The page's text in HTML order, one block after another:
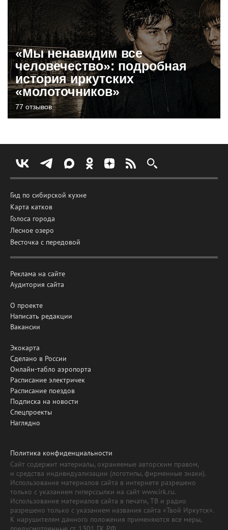
«Мы ненавидим все
человечество»: подробная
история иркутских
«молоточников»
77 отзывов
Гид по сибирской кухне
Карта катков
Голоса города
Лесное озеро
Весточка с передовой
Реклама на сайте
Аудитория сайта
О проекте
Написать редакции
Вакансии
Экокарта
Сделано в России
Онлайн-табло аэропорта
Расписание электричек
Расписание поездов
Подписка на новости
Спецпроекты
Наглядно
Политика конфиденциальности
Сайт содержит материалы, охраняемые авторским правом,
и средства индивидуализации (логотипы, фирменные знаки).
Использование материалов сайта в интернете разрешено
только с указанием гиперссылки на сайт www.irk.ru.
Использование материалов сайта в печати, ТВ и радио
разрешено только с указанием названия сайта «Твой Иркутск».
К нарушителям данного положения применяются все меры,